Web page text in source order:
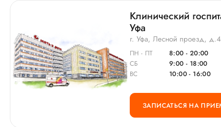
Клинический
Уфа
г. Уфа, Лесной проезд,
ПН - ПТ
8:00 - 20:00
СБ
9:00 - 18:00
ВС
10:00 - 16:00
ЗАПИСАТЬСЯ НА